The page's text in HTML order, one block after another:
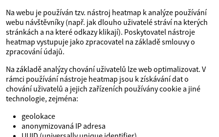
Na webu je používán tzv. nástroj heatmap k analýze používání
webu návštěvníky (např. jak dlouho uživatelé stráví na kterých
stránkách a na které odkazy klikají). Poskytovatel nástroje
heatmap vystupuje jako zpracovatel na základě smlouvy o
zpracování údajů.
Na základě analýzy chování uživatelů lze web optimalizovat. V
rámci používání nástroje heatmap jsou k získávání dat o
chování uživatelů a jejich zařízeních používány cookie a jiné
technologie, zejména:
geolokace
anonymizovaná IP adresa